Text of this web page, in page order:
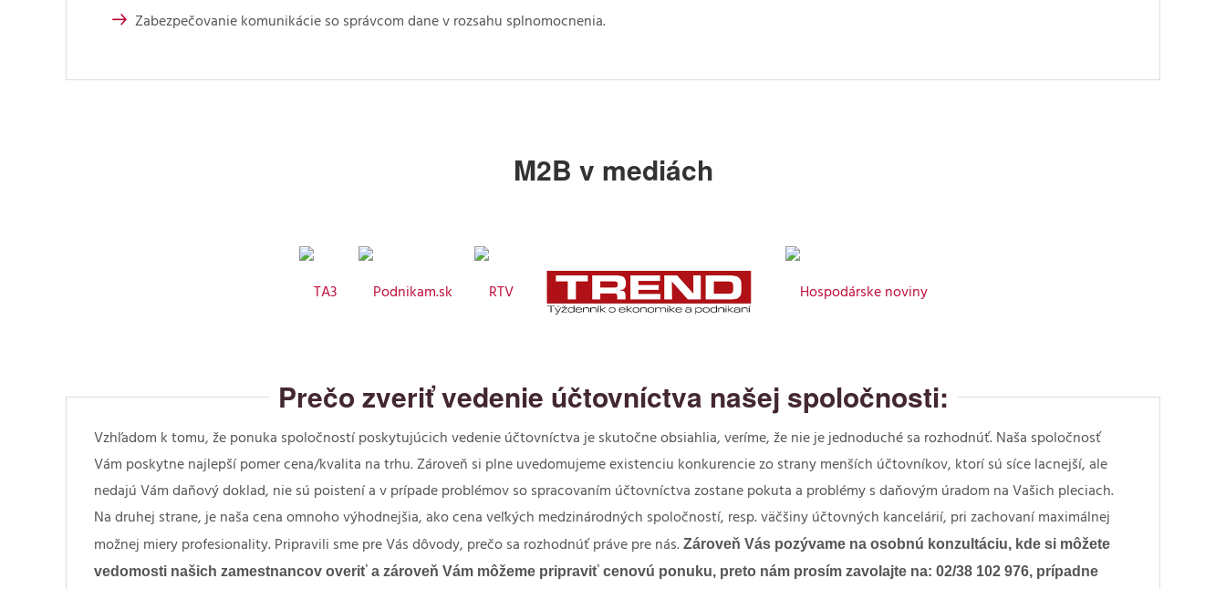
Zabezpečovanie komunikácie so správcom dane v rozsahu splnomocnenia.
M2B v mediách
Prečo zveriť vedenie účtovníctva našej spoločnosti:
Vzhľadom k tomu, že ponuka spoločností poskytujúcich vedenie účtovníctva je skutočne obsiahlia, veríme, že nie je jednoduché sa rozhodnúť. Naša spoločnosť
Vám poskytne najlepší pomer cena/kvalita na trhu. Zároveň si plne uvedomujeme existenciu konkurencie zo strany menších účtovníkov, ktorí sú síce lacnejší, ale
nedajú Vám daňový doklad, nie sú poistení a v prípade problémov so spracovaním účtovníctva zostane pokuta a problémy s daňovým úradom na Vašich pleciach.
Na druhej strane, je naša cena omnoho výhodnejšia, ako cena veľkých medzinárodných spoločností, resp. väčšiny účtovných kancelárií, pri zachovaní maximálnej
možnej miery profesionality. Pripravili sme pre Vás dôvody, prečo sa rozhodnúť práve pre nás. Zároveň Vás pozývame na osobnú konzultáciu, kde si môžete
vedomosti našich zamestnancov overiť a zároveň Vám môžeme pripraviť cenovú ponuku, preto nám prosím zavolajte na: 02/38 102 976, prípadne